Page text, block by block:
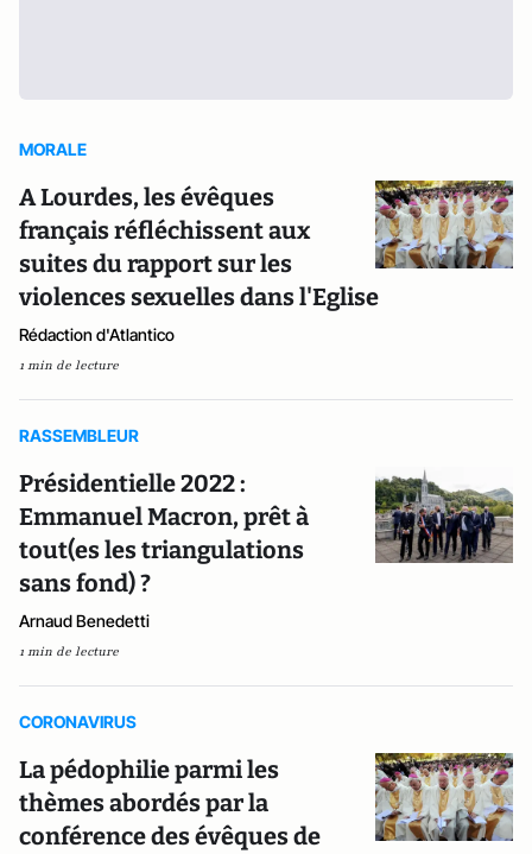
MORALE
A Lourdes, les évêques
français réfléchissent aux
suites du rapport sur les
violences sexuelles dans l'Eglise
Rédaction d'Atlantico
1 min de lecture
RASSEMBLEUR
Présidentielle 2022 :
Emmanuel Macron, prêt à
tout(es les triangulations
sans fond) ?
Arnaud Benedetti
1 min de lecture
CORONAVIRUS
La pédophilie parmi les
thèmes abordés par la
conférence des évêques de